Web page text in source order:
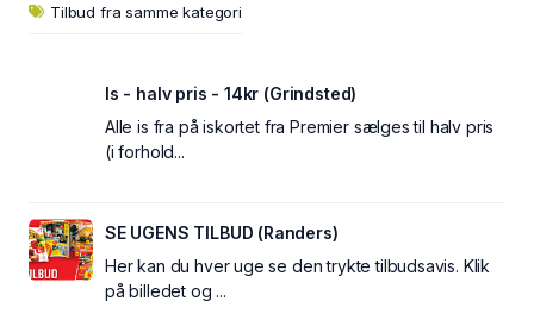
Tilbud fra samme kategori
Is - halv pris - 14kr (Grindsted)
Alle is fra på iskortet fra Premier sælges til halv pris
(i forhold...
SE UGENS TILBUD (Randers)
Her kan du hver uge se den trykte tilbudsavis. Klik
på billedet og ...